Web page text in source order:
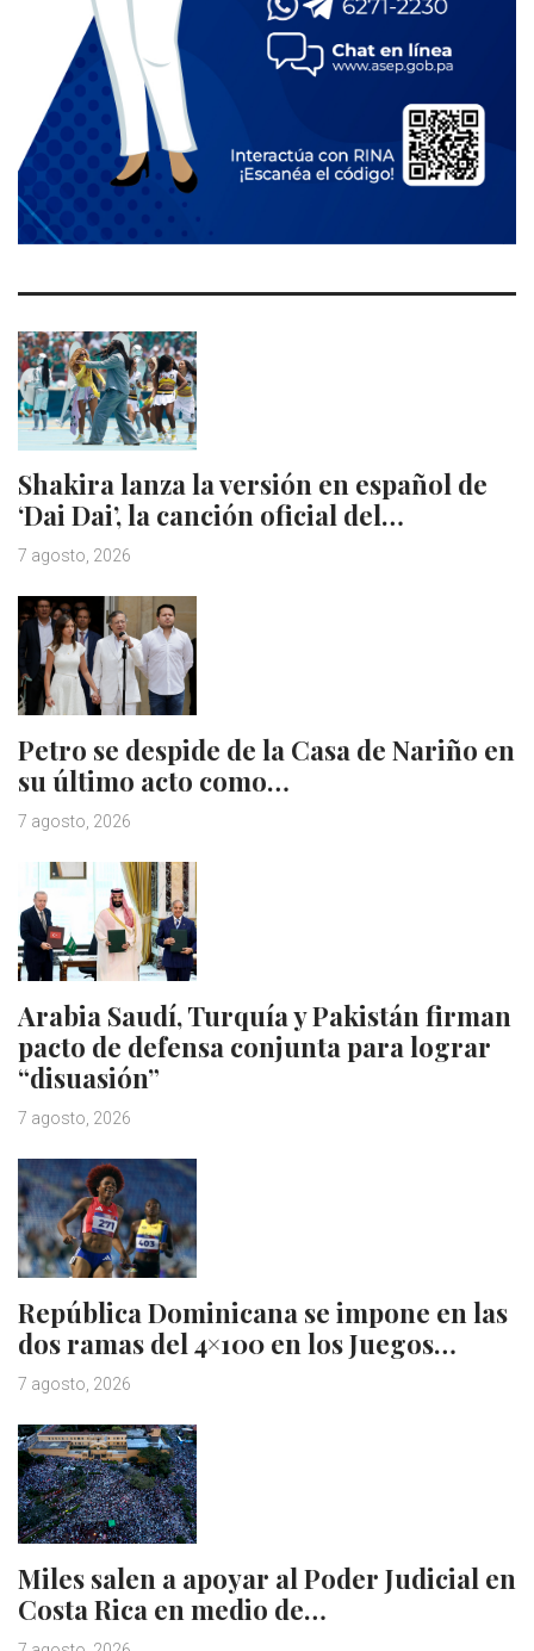
Shakira lanza la versión en español de
‘Dai Dai’, la canción oficial del…
7 agosto, 2026
Petro se despide de la Casa de Nariño en
su último acto como…
7 agosto, 2026
Arabia Saudí, Turquía y Pakistán firman
pacto de defensa conjunta para lograr
“disuasión”
7 agosto, 2026
República Dominicana se impone en las
dos ramas del 4×100 en los Juegos…
7 agosto, 2026
Miles salen a apoyar al Poder Judicial en
Costa Rica en medio de…